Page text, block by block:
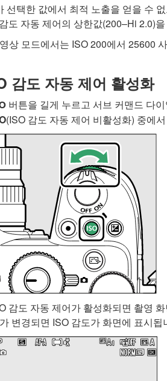
선택한 값에서 최적 노출을 얻을 수
도 자동 제어의 상한값(200–Hi 2.0)
상 모드에서는 ISO 200에서 25600
감도 자동 제어 활성화
버튼을 길게 누르고 서브 커맨드 다
(ISO 감도 자동 제어 비활성화) 중에
감도 자동 제어가 활성화되면 촬영 화
변경되면 ISO 감도가 화면에 표시됩